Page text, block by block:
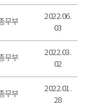
무부
2022.06.
03
무부
2022.03.
02
무부
2022.01.
28